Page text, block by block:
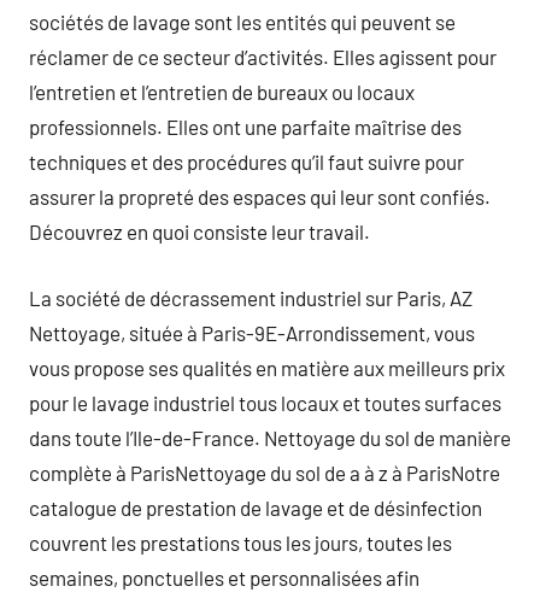
sociétés de lavage sont les entités qui peuvent se
réclamer de ce secteur d’activités. Elles agissent pour
l’entretien et l’entretien de bureaux ou locaux
professionnels. Elles ont une parfaite maîtrise des
techniques et des procédures qu’il faut suivre pour
assurer la propreté des espaces qui leur sont confiés.
Découvrez en quoi consiste leur travail.
La société de décrassement industriel sur Paris, AZ
Nettoyage, située à Paris-9E-Arrondissement, vous
vous propose ses qualités en matière aux meilleurs prix
pour le lavage industriel tous locaux et toutes surfaces
dans toute l’Ile-de-France. Nettoyage du sol de manière
complète à ParisNettoyage du sol de a à z à ParisNotre
catalogue de prestation de lavage et de désinfection
couvrent les prestations tous les jours, toutes les
semaines, ponctuelles et personnalisées afin